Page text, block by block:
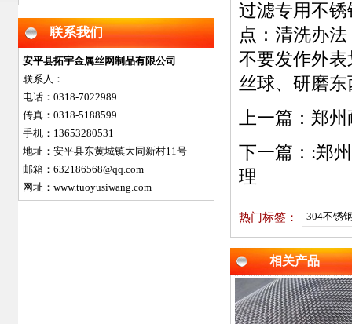
联系我们
安平县拓宇金属丝网制品有限公司
联系人：
电话：0318-7022989
传真：0318-5188599
手机：13653280531
地址：安平县东黄城镇大同新村11号
邮箱：632186568@qq.com
网址：www.tuoyusiwang.com
过滤专用不
点：清洗办
不要发作外
丝球、研磨
上一篇： 郑州
下一篇：:郑
理
热门标签： 304不锈
相关产品